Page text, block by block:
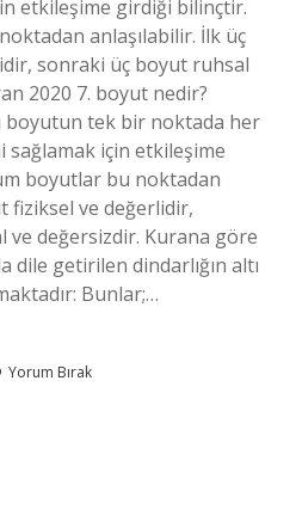
etkileşime girdiği bilinçtir.
anlaşılabilir. İlk üç
sonraki üç boyut ruhsal
2020 7. boyut nedir?
boyutun tek bir noktada her
için etkileşime
boyutlar bu noktadan
fiziksel ve değerlidir,
değersizdir. Kurana göre
dile getirilen dindarlığın altı
Bunlar;…
Yorum Bırak